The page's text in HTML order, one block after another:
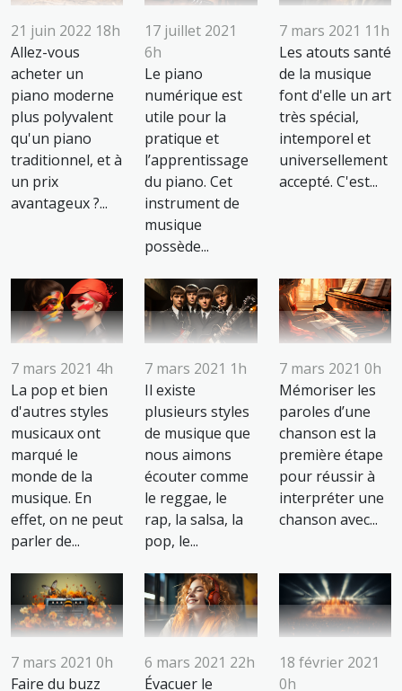
21 juin 2022 18h
Allez-vous
acheter un
piano moderne
plus polyvalent
qu'un piano
traditionnel, et à
un prix
avantageux ?...
17 juillet 2021
6h
Le piano
numérique est
utile pour la
pratique et
l’apprentissage
du piano. Cet
instrument de
musique
possède...
7 mars 2021 11h
Les atouts santé
de la musique
font d'elle un art
très spécial,
intemporel et
universellement
accepté. C'est...
7 mars 2021 4h
La pop et bien
d'autres styles
musicaux ont
marqué le
monde de la
musique. En
effet, on ne peut
parler de...
7 mars 2021 1h
Il existe
plusieurs styles
de musique que
nous aimons
écouter comme
le reggae, le
rap, la salsa, la
pop, le...
7 mars 2021 0h
Mémoriser les
paroles d’une
chanson est la
première étape
pour réussir à
interpréter une
chanson avec...
7 mars 2021 0h
Faire du buzz
6 mars 2021 22h
Évacuer le
18 février 2021
0h